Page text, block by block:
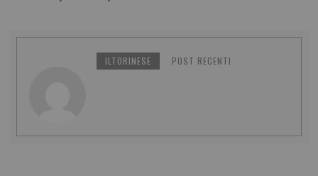
ILTORINESE POST RECENTI